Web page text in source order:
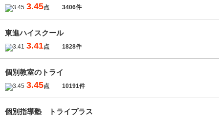
3.45点 3406件
東進ハイスクール
3.41点 1828件
個別教室のトライ
3.45点 10191件
個別指導塾 トライプラス